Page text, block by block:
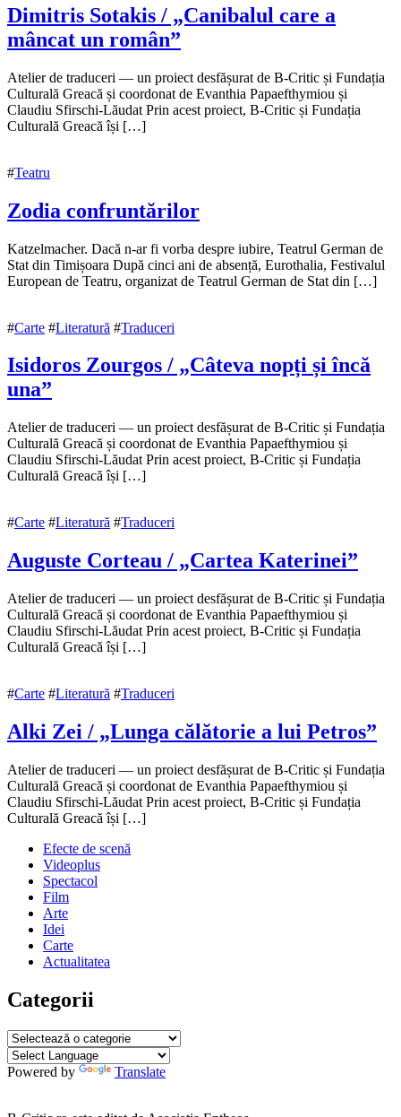
Dimitris Sotakis / „Canibalul care a
mâncat un român”
4
noiembrie
20228
noiembrie
Atelier de traduceri — un proiect desfășurat de B-Critic și Fundația
Culturală Greacă și coordonat de Evanthia Papaefthymiou și
Claudiu Sfirschi-Lăudat Prin acest proiect, B-Critic și Fundația
Culturală Greacă își […]
#Teatru
Zodia confruntărilor
3
noiembrie
202222
Katzelmacher. Dacă n-ar fi vorba despre iubire, Teatrul German de
Stat din Timișoara După cinci ani de absență, Eurothalia, Festivalul
European de Teatru, organizat de Teatrul German de Stat din […]
#Carte #Literatură #Traduceri
Isidoros Zourgos / „Câteva nopți și încă
una”
2
noiembrie
202222
septembrie
Atelier de traduceri — un proiect desfășurat de B-Critic și Fundația
Culturală Greacă și coordonat de Evanthia Papaefthymiou și
Claudiu Sfirschi-Lăudat Prin acest proiect, B-Critic și Fundația
Culturală Greacă își […]
#Carte #Literatură #Traduceri
Auguste Corteau / „Cartea Katerinei”
2
noiembrie
202222
noiembrie
Atelier de traduceri — un proiect desfășurat de B-Critic și Fundația
Culturală Greacă și coordonat de Evanthia Papaefthymiou și
Claudiu Sfirschi-Lăudat Prin acest proiect, B-Critic și Fundația
Culturală Greacă își […]
#Carte #Literatură #Traduceri
Alki Zei / „Lunga călătorie a lui Petros”
1
noiembrie
20224
noiembrie
Atelier de traduceri — un proiect desfășurat de B-Critic și Fundația
Culturală Greacă și coordonat de Evanthia Papaefthymiou și
Claudiu Sfirschi-Lăudat Prin acest proiect, B-Critic și Fundația
Culturală Greacă își […]
Efecte de scenă
Videoplus
Spectacol
Film
Arte
Idei
Carte
Actualitatea
Categorii
Categorii
Powered by Translate